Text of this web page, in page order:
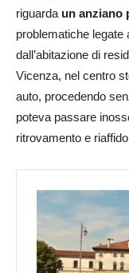
riguarda un anziano
problematiche legate
dall’abitazione di
Vicenza, nel centro
auto, procedendo
poteva passare
ritrovamento e